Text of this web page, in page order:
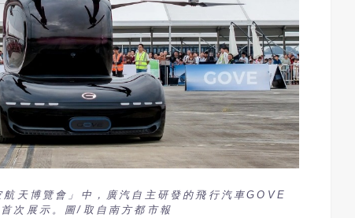
天博覽會」中，廣汽自主研發的飛行汽車GOVE
次展示。圖/取自南方都市報